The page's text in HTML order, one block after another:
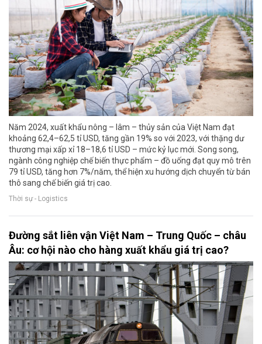
Năm 2024, xuất khẩu nông – lâm – thủy sản của Việt Nam đạt
khoảng 62,4–62,5 tỉ USD, tăng gần 19% so với 2023, với thặng dư
thương mại xấp xỉ 18–18,6 tỉ USD – mức kỷ lục mới. Song song,
ngành công nghiệp chế biến thực phẩm – đồ uống đạt quy mô trên
79 tỉ USD, tăng hơn 7%/năm, thể hiện xu hướng dịch chuyển từ bán
thô sang chế biến giá trị cao.
Thời sự - Logistics
Đường sắt liên vận Việt Nam – Trung Quốc – châu
Âu: cơ hội nào cho hàng xuất khẩu giá trị cao?